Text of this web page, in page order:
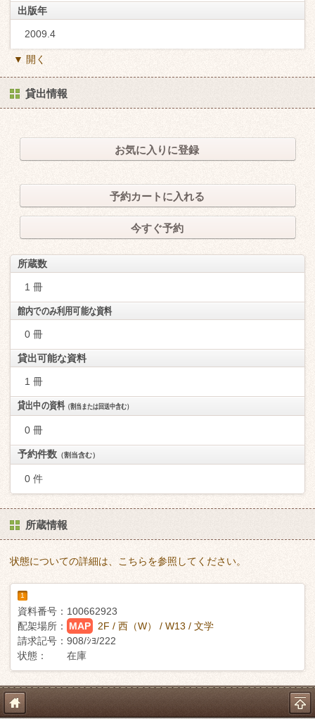
出版年
2009.4
▼ 開く
貸出情報
お気に入りに登録
予約カートに入れる
今すぐ予約
所蔵数
1 冊
館内でのみ利用可能な資料
0 冊
貸出可能な資料
1 冊
貸出中の資料（割当または回送中含む）
0 冊
予約件数 （割当含む）
0 件
所蔵情報
状態についての詳細は、こちらを参照してください。
1
資料番号： 100662923
配架場所：
MAP
2F / 西（W） / W13 / 文学
請求記号： 908/ｼﾖ/222
状態：
在庫